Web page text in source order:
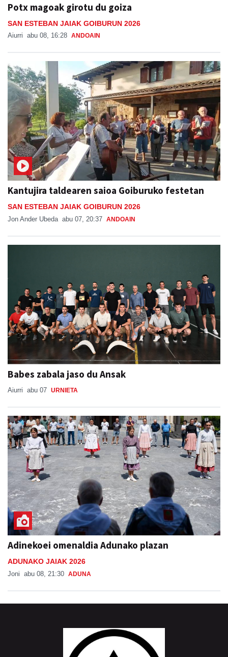
Potx magoak girotu du goiza
SAN ESTEBAN JAIAK GOIBURUN 2026
Aiurri abu 08, 16:28 ANDOAIN
Kantujira taldearen saioa Goiburuko festetan
SAN ESTEBAN JAIAK GOIBURUN 2026
Jon Ander Ubeda abu 07, 20:37 ANDOAIN
Babes zabala jaso du Ansak
Aiurri abu 07 URNIETA
Adinekoei omenaldia Adunako plazan
ADUNAKO JAIAK 2026
Joni abu 08, 21:30 ADUNA